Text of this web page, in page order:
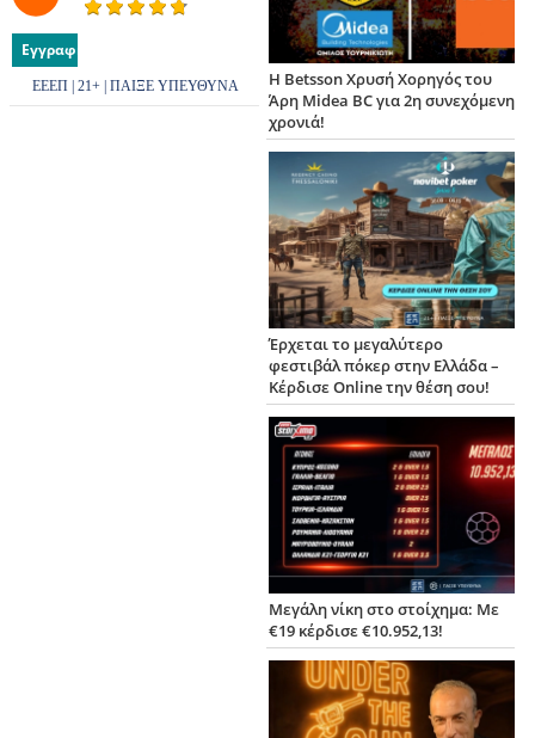
Εγγραφή
ΕΕΕΠ | 21+ | ΠΑΙΞΕ ΥΠΕΥΘΥΝΑ
Η Betsson Χρυσή Χορηγός του
Άρη Midea BC για 2η συνεχόμενη
χρονιά!
Έρχεται το μεγαλύτερο
φεστιβάλ πόκερ στην Ελλάδα –
Κέρδισε Online την θέση σου!
Μεγάλη νίκη στο στοίχημα: Με
€19 κέρδισε €10.952,13!